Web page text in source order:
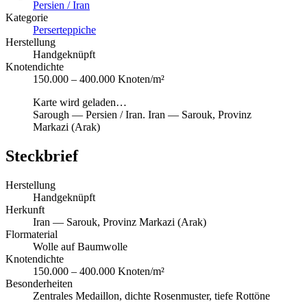
Persien / Iran
Kategorie
Perserteppiche
Herstellung
Handgeknüpft
Knotendichte
150.000 – 400.000 Knoten/m²
Karte wird geladen…
Sarough — Persien / Iran. Iran — Sarouk, Provinz
Markazi (Arak)
Steckbrief
Herstellung
Handgeknüpft
Herkunft
Iran — Sarouk, Provinz Markazi (Arak)
Flormaterial
Wolle auf Baumwolle
Knotendichte
150.000 – 400.000 Knoten/m²
Besonderheiten
Zentrales Medaillon, dichte Rosenmuster, tiefe Rottöne